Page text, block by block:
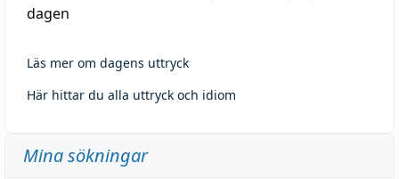
dagen
Läs mer om dagens uttryck
Här hittar du alla uttryck och idiom
Mina sökningar